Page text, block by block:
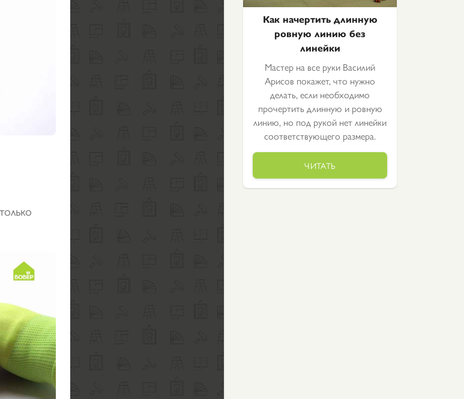
Как начертить длинную
ровную линию без
линейки
Мастер на все руки Василий
Арисов покажет, что нужно
делать, если необходимо
прочертить длинную и ровную
линию, но под рукой нет линейки
соответствующего размера.
ЧИТАТЬ